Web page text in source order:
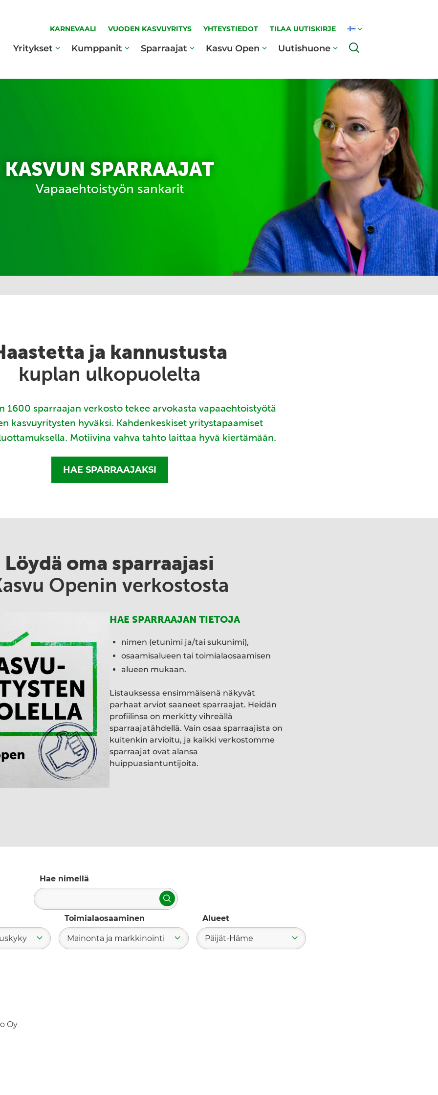
KARNEVAALI VUODEN KASVUYRITYS YHTEYSTIEDOT TILAA UUTISKIRJE
Yritykset Kumppanit Sparraajat Kasvu Open Uutishuone
KASVUN SPARRAAJAT
Vapaaehtoistyön sankarit
ja kannustusta
kuplan ulkopuolelta
1600 sparraajan verkosto tekee arvokasta vapaaehtoistyötä
kasvuyritysten hyväksi. Kahdenkeskiset yritystapaamiset
Motiivina vahva tahto laittaa hyvä kiertämään.
HAE SPARRAAJAKSI
Löydä oma sparraajasi
Openin verkostosta
HAE SPARRAAJAN TIETOJA
nimen (etunimi ja/tai sukunimi),
osaamisalueen tai toimialaosaamisen
alueen mukaan.
Listauksessa ensimmäisenä näkyvät
parhaat arviot saaneet sparraajat. Heidän
profiilinsa on merkitty vihreällä
sparraajatähdellä. Vain osaa sparraajista on
kuitenkin arvioitu, ja kaikki verkostomme
sparraajat ovat alansa
huippuasiantuntijoita.
Hae nimellä
Hae
Toimialaosaaminen
Mainonta ja markkinointi
Alueet
Päijät-Häme
Oy